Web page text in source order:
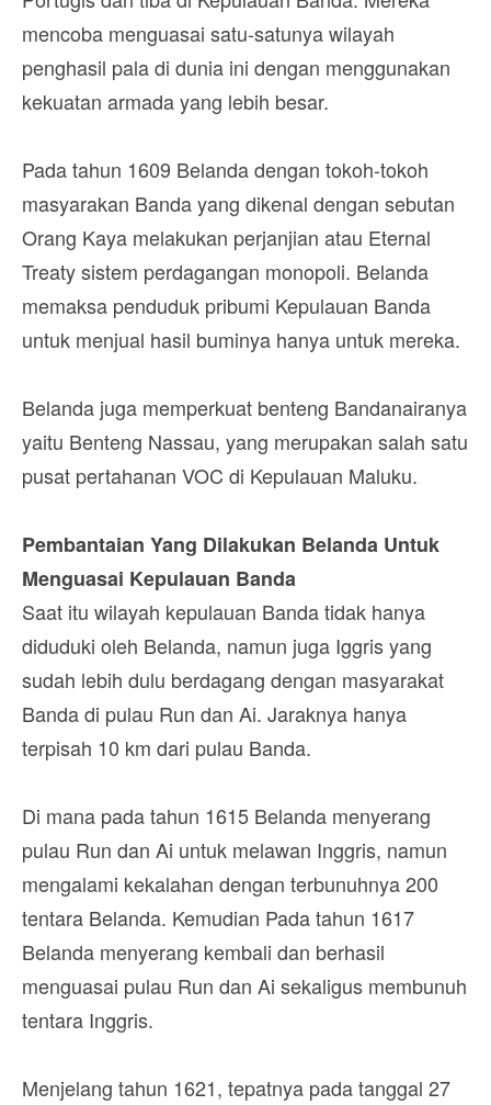
mencoba menguasai satu-satunya wilayah
penghasil pala di dunia ini dengan menggunakan
kekuatan armada yang lebih besar.
Pada tahun 1609 Belanda dengan tokoh-tokoh
masyarakan Banda yang dikenal dengan sebutan
Orang Kaya melakukan perjanjian atau Eternal
Treaty sistem perdagangan monopoli. Belanda
memaksa penduduk pribumi Kepulauan Banda
untuk menjual hasil buminya hanya untuk mereka.
Belanda juga memperkuat benteng Bandanairanya
yaitu Benteng Nassau, yang merupakan salah satu
pusat pertahanan VOC di Kepulauan Maluku.
Pembantaian Yang Dilakukan Belanda Untuk
Menguasai Kepulauan Banda
Saat itu wilayah kepulauan Banda tidak hanya
diduduki oleh Belanda, namun juga Iggris yang
sudah lebih dulu berdagang dengan masyarakat
Banda di pulau Run dan Ai. Jaraknya hanya
terpisah 10 km dari pulau Banda.
Di mana pada tahun 1615 Belanda menyerang
pulau Run dan Ai untuk melawan Inggris, namun
mengalami kekalahan dengan terbunuhnya 200
tentara Belanda. Kemudian Pada tahun 1617
Belanda menyerang kembali dan berhasil
menguasai pulau Run dan Ai sekaligus membunuh
tentara Inggris.
Menjelang tahun 1621, tepatnya pada tanggal 27